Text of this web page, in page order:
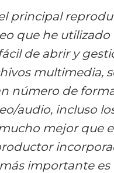
principal
que he utilizado
de abrir y
multimedia,
número de
audio, incluso
mejor que
importante es